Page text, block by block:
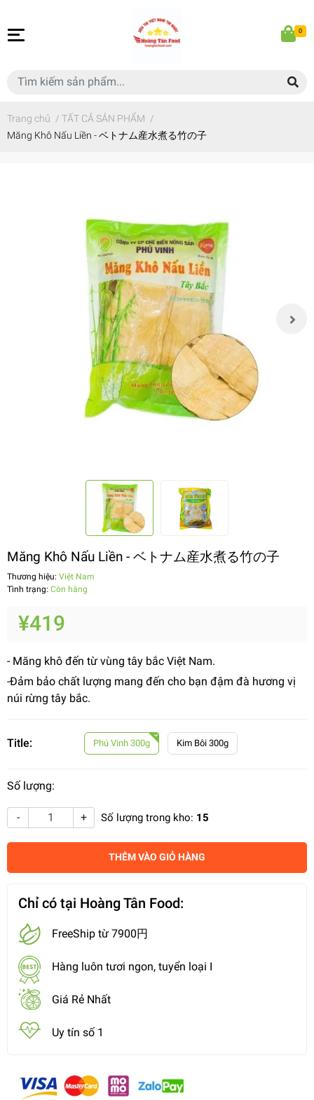
0
Trang chủ / TẤT CẢ SẢN PHẨM /
Măng Khô Nấu Liền - ベトナム産水煮る竹の子
Măng Khô Nấu Liền - ベトナム産水煮る竹の子
Thương hiệu: Việt Nam
Tình trạng: Còn hàng
¥419
- Măng khô đến từ vùng tây bắc Việt Nam.
-Đảm bảo chất lượng mang đến cho bạn đậm đà hương vị
núi rừng tây bắc.
Title: Phú Vinh 300g Kim Bôi 300g
Số lượng:
- + Số lượng trong kho: 15
THÊM VÀO GIỎ HÀNG
Chỉ có tại Hoàng Tân Food:
FreeShip từ 7900円
Hàng luôn tươi ngon, tuyển loại I
Giá Rẻ Nhất
Uy tín số 1